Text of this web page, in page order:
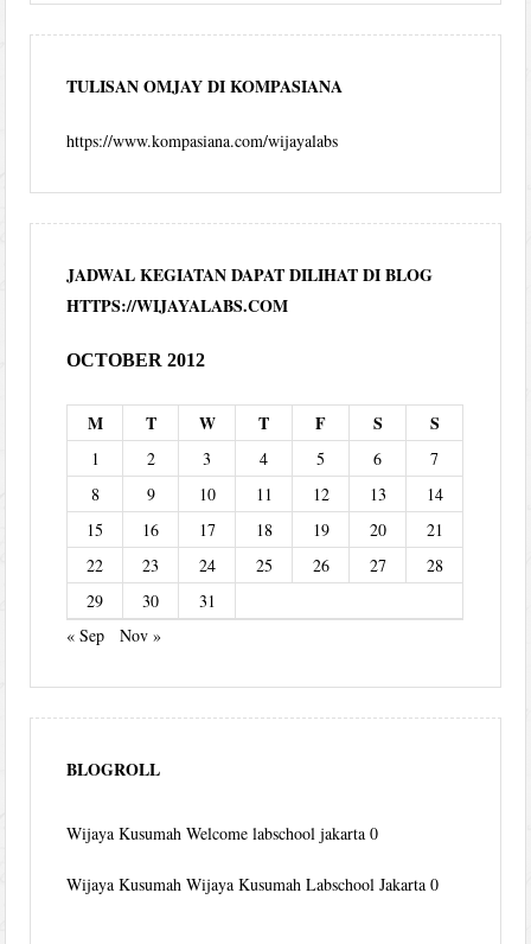
TULISAN OMJAY DI KOMPASIANA
https://www.kompasiana.com/wijayalabs
JADWAL KEGIATAN DAPAT DILIHAT DI BLOG
HTTPS://WIJAYALABS.COM
OCTOBER 2012
M T W T F S S
1 2 3 4 5 6
7
8
9 10 11 12 13
14
15
16 17 18 19 20
21
22
23 24 25 26 27
28
29
30
31
« Sep
Nov »
BLOGROLL
Wijaya Kusumah Welcome labschool jakarta 0
Wijaya Kusumah Wijaya Kusumah Labschool Jakarta 0